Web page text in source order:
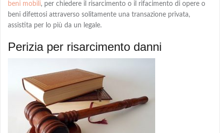
beni mobili, per chiedere il risarcimento o il rifacimento di opere o
beni difettosi attraverso solitamente una transazione privata,
assistita per lo più da un legale.
Perizia per risarcimento danni